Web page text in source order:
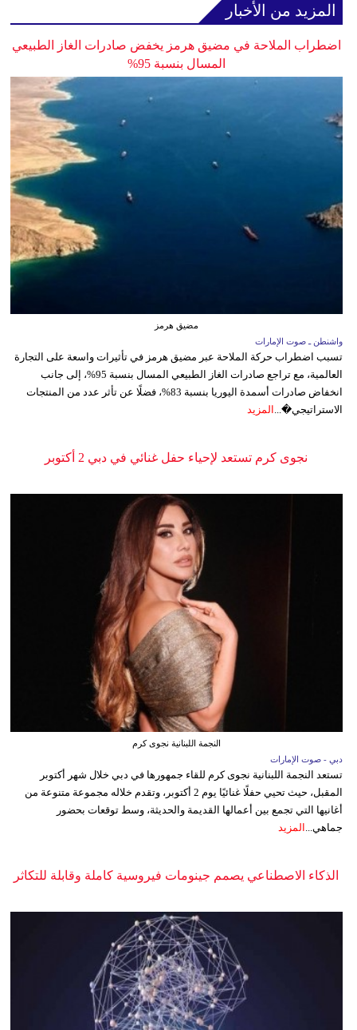
المزيد من الأخبار
اضطراب الملاحة في مضيق هرمز يخفض صادرات الغاز الطبيعي
المسال بنسبة 95%
مضيق هرمز
واشنطن ـ صوت الإمارات
تسبب اضطراب حركة الملاحة عبر مضيق هرمز في تأثيرات واسعة على التجارة
العالمية، مع تراجع صادرات الغاز الطبيعي المسال بنسبة 95%، إلى جانب
انخفاض صادرات أسمدة اليوريا بنسبة 83%، فضلًا عن تأثر عدد من المنتجات
الاستراتيجي�... المزيد
نجوى كرم تستعد لإحياء حفل غنائي في دبي 2 أكتوبر
النجمة اللبنانية نجوى كرم
دبي - صوت الإمارات
تستعد النجمة اللبنانية نجوى كرم للقاء جمهورها في دبي خلال شهر أكتوبر
المقبل، حيث تحيي حفلًا غنائيًا يوم 2 أكتوبر، وتقدم خلاله مجموعة متنوعة من
أغانيها التي تجمع بين أعمالها القديمة والحديثة، وسط توقعات بحضور
جماهي... المزيد
الذكاء الاصطناعي يصمم جينومات فيروسية كاملة وقابلة للتكاثر